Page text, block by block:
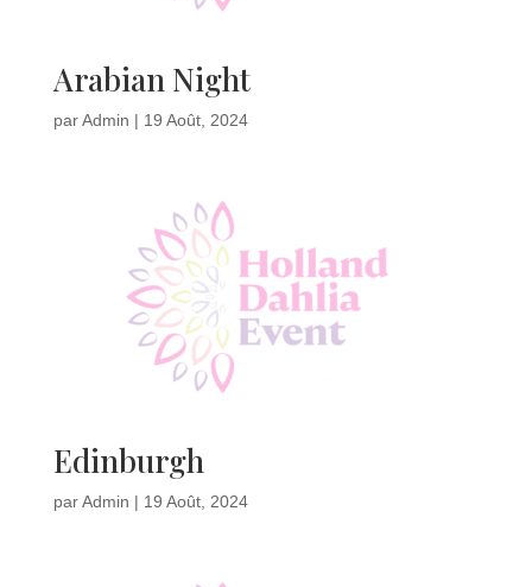
Arabian Night
parAdmin | 19 Août, 2024
Edinburgh
parAdmin | 19 Août, 2024